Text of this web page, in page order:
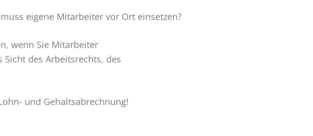
eigene Mitarbeiter vor Ort einsetzen?
wenn Sie Mitarbeiter
des Arbeitsrechts, des
und Gehaltsabrechnung!